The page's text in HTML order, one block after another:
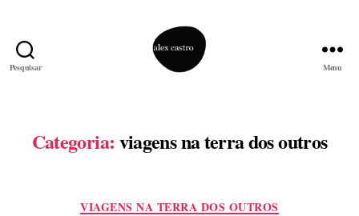
Pesquisar Menu
Categoria: viagens na terra dos outros
Categorias
VIAGENS NA TERRA DOS OUTROS